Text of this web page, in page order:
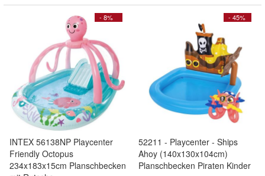
- 8%
INTEX 56138NP Playcenter
Friendly Octopus
234x183x15cm Planschbecken
- 45%
52211 - Playcenter - Ships
Ahoy (140x130x104cm)
Planschbecken Piraten Kinder